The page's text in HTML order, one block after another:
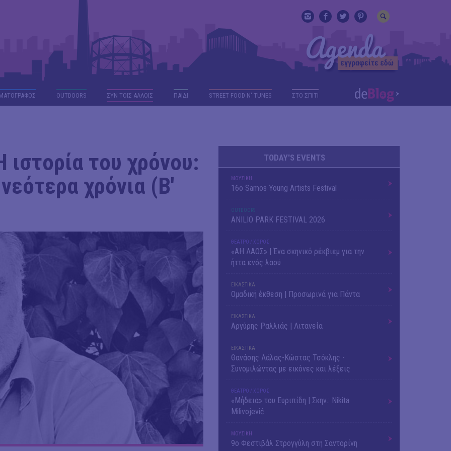
OUTDΟORS ΣΥΝ ΤΟΙΣ ΑΛΛΟΙΣ ΠΑΙΔΙ STREET FOOD N' TUNES ΣΤΟ ΣΠΙΤΙ
του χρόνου:
χρόνια (Β'
TODAY'S EVENTS
ΜΟΥΣΙΚΗ
16o Samos Young Artists Festival
OUTDΟORS
ANILIO PARK FESTIVAL 2026
ΘΕΑΤΡΟ / ΧΟΡΟΣ
«ΑΗ ΛΑΟΣ» | Ένα σκηνικό ρέκβιεμ για την
ήττα ενός λαού
ΕΙΚΑΣΤΙΚΑ
Ομαδική έκθεση | Προσωρινά για Πάντα
ΕΙΚΑΣΤΙΚΑ
Αργύρης Ραλλιάς | Λιτανεία
ΕΙΚΑΣΤΙΚΑ
Θανάσης Λάλας-Κώστας Τσόκλης -
Συνομιλώντας με εικόνες και λέξεις
ΘΕΑΤΡΟ / ΧΟΡΟΣ
«Μήδεια» του Ευριπίδη | Σκην.: Nikita
Milivojević
ΜΟΥΣΙΚΗ
9o Φεστιβάλ Στρογγύλη στη Σαντορίνη